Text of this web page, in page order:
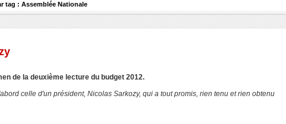
tag : Assemblée Nationale
de la deuxième lecture du budget 2012.
celle d'un président, Nicolas Sarkozy, qui a tout promis, rien tenu et rien obtenu